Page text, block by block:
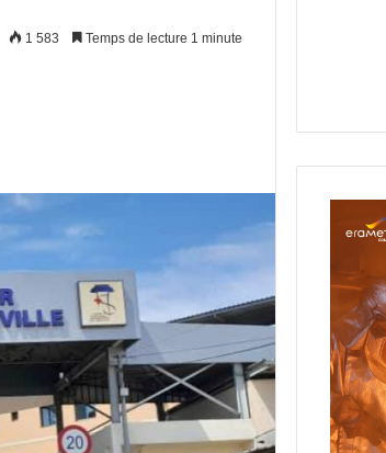
1 583 Temps de lecture 1 minute